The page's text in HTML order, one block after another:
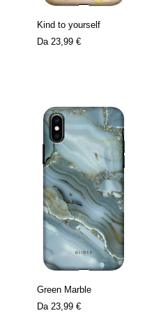
Kind to yourself
Da 23,99 €
Green Marble
Da 23,99 €